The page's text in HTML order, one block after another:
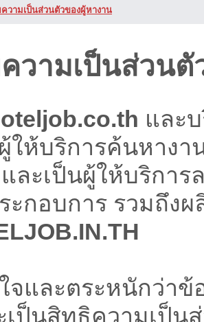
วามเป็นส่วนตัวของผู้หางาน
วามเป็นส่วนตั
และ
ผู้ให้บริการค้นหา
ละเป็นผู้ให้บริกา
ะกอบการ รวมถึ
จและตระหนักว่า
ป็นสิทธิความเป็น